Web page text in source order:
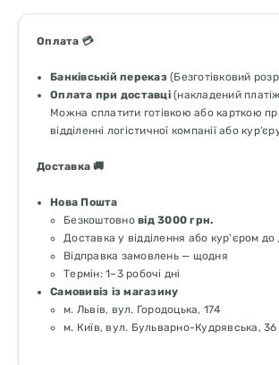
Оплата 💳
Банківській переказ(Безготівковий
Оплата при доставці(накладений
Можна сплатити готівкою або карткою
відділенні логістичної компанії або
Доставка 🚚
Нова Пошта
Безкоштовно від 3000 грн.
Доставка у відділення або кур'єром до
Відправка замовлень — щодня
Термін: 1–3 робочі дні
Самовивіз із магазину
м. Львів, вул. Городоцька, 174
м. Київ, вул. Бульварно-Кудрявська, 36